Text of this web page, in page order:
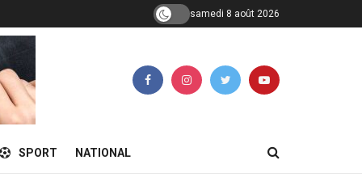
samedi 8 août 2026
SPORT NATIONAL